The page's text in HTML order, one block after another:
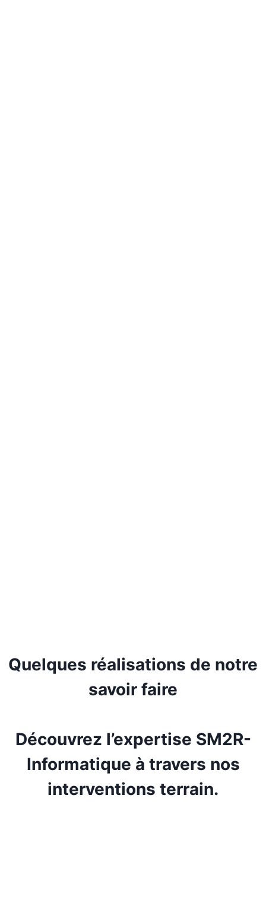
Quelques réalisations de notre
savoir faire
Découvrez l’expertise SM2R-
Informatique à travers nos
interventions terrain.